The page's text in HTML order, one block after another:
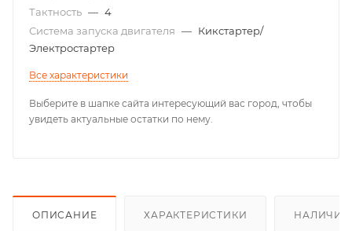
Тактность — 4
Система запуска двигателя — Кикстартер/
Электростартер
Все характеристики
Выберите в шапке сайта интересующий вас город, чтобы
увидеть актуальные остатки по нему.
ОПИСАНИЕ ХАРАКТЕРИСТИКИ НАЛИЧИЕ